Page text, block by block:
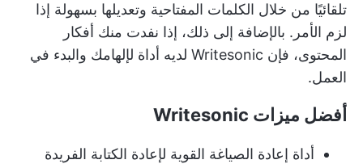
تلقائيًا من خلال الكلمات المفتاحية وتعديلها بسهولة إذا
لزم الأمر. بالإضافة إلى ذلك، إذا نفدت منك أفكار
المحتوى، فإن Writesonic لديه أداة لإلهامك والبدء في
العمل.
أفضل ميزات Writesonic
أداة إعادة الصياغة القوية لإعادة الكتابة الفريدة